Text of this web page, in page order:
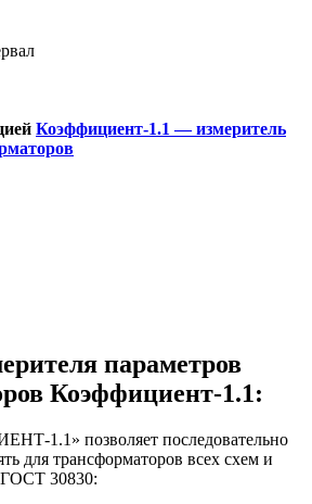
Коэффициент-1.1 — измеритель
параметров
Коэффициент-1.1:
1.1» позволяет последовательно
для трансформаторов всех схем и
30830: